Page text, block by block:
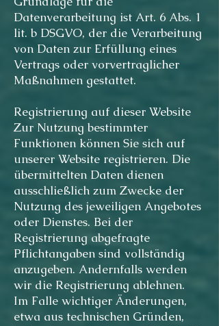
Datenverarbeitung ist Art. 6 Abs. 1
lit. b DSGVO, der die Verarbeitung
von Daten zur Erfüllung eines
Vertrags oder vorvertraglicher
Maßnahmen gestattet.
Registrierung auf dieser Website
Zur Nutzung bestimmter
Funktionen können Sie sich auf
unserer Website registrieren. Die
übermittelten Daten dienen
ausschließlich zum Zwecke der
Nutzung des jeweiligen Angebotes
oder Dienstes. Bei der
Registrierung abgefragte
Pflichtangaben sind vollständig
anzugeben. Andernfalls werden
wir die Registrierung ablehnen.
Im Falle wichtiger Änderungen,
etwa aus technischen Gründen,